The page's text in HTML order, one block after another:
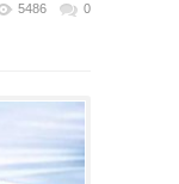
5486 0